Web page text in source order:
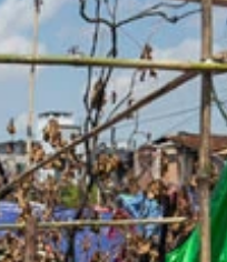
る中庭。観光客の姿はな
てかけて休憩をする兵士
（ざんごう）が見える